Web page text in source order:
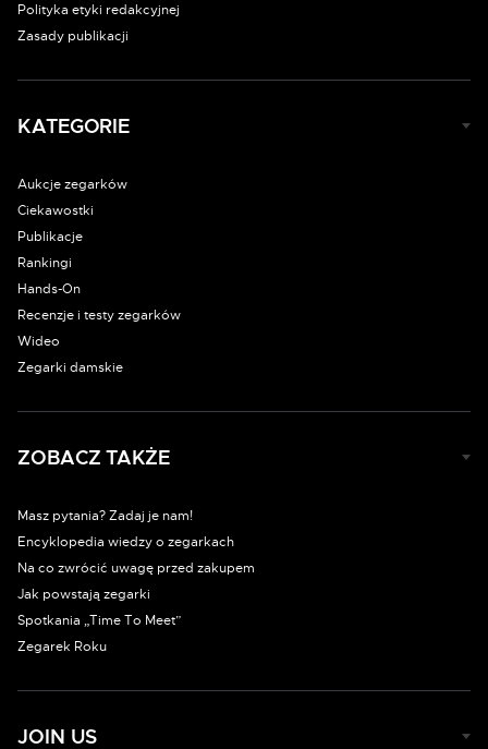
Polityka etyki redakcyjnej
Zasady publikacji
KATEGORIE
Aukcje zegarków
Ciekawostki
Publikacje
Rankingi
Hands-On
Recenzje i testy zegarków
Wideo
Zegarki damskie
ZOBACZ TAKŻE
Masz pytania? Zadaj je nam!
Encyklopedia wiedzy o zegarkach
Na co zwrócić uwagę przed zakupem
Jak powstają zegarki
Spotkania „Time To Meet”
Zegarek Roku
JOIN US